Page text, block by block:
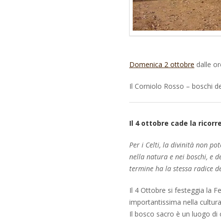
Domenica 2 ottobre dalle
Il Corniolo Rosso – boschi
Il 4 ottobre cade la
Per i Celti, la divinità non
nella natura e nei boschi, e
termine ha la stessa radice
Il 4 Ottobre si festeggia la
importantissima nella
Il bosco sacro è un luogo